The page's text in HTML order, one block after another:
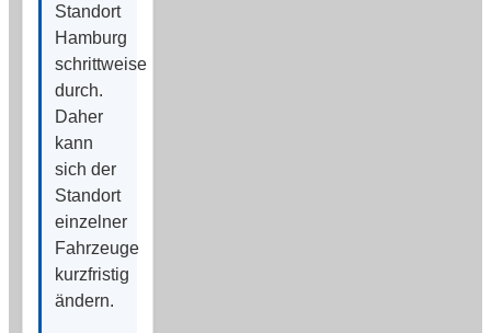
Standort
Hamburg
schrittweise
durch.
Daher
kann
sich der
Standort
einzelner
Fahrzeuge
kurzfristig
ändern.